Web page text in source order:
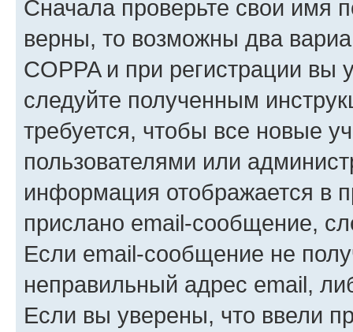
Сначала проверьте свои имя
верны, то возможны два
COPPA и при регистрации вы
следуйте полученным
требуется, чтобы все новые
пользователями или
информация отображается в
прислано email-сообщение,
Если email-сообщение не
неправильный адрес email,
Если вы уверены, что ввели